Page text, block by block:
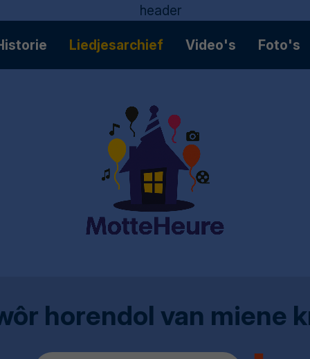
Liedjesarchief Video's Foto's
horendol van miene